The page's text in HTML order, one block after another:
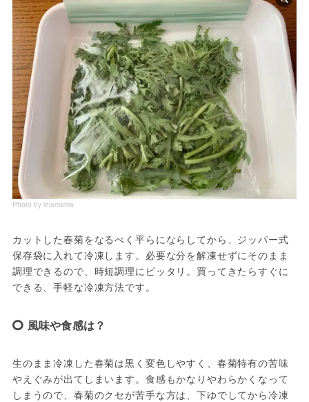
Photo by leiamama
カットした春菊をなるべく平らにならしてから、ジッパー式
保存袋に入れて冷凍します。必要な分を解凍せずにそのまま
調理できるので、時短調理にピッタリ。買ってきたらすぐに
できる、手軽な冷凍方法です。
風味や食感は？
生のまま冷凍した春菊は黒く変色しやすく、春菊特有の苦味
やえぐみが出てしまいます。食感もかなりやわらかくなって
しまうので、春菊のクセが苦手な方は、下ゆでしてから冷凍